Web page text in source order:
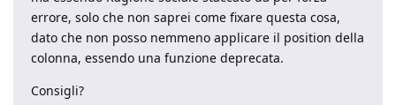
errore, solo che non saprei come fixare questa cosa,
dato che non posso nemmeno applicare il position della
colonna, essendo una funzione deprecata.
Consigli?